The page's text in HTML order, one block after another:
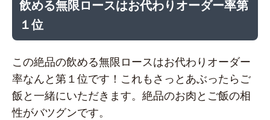
飲める無限ロースはお代わりオーダー率第
１位
この絶品の飲める無限ロースはお代わりオーダー
率なんと第１位です！これもさっとあぶったらご
飯と一緒にいただきます。絶品のお肉とご飯の相
性がバツグンです。